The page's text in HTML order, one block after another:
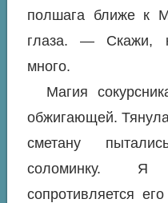
полшага ближе к
глаза. — Скажи,
много.
Магия
обжигающей.
сметану
соломинку. Я
сопротивляется